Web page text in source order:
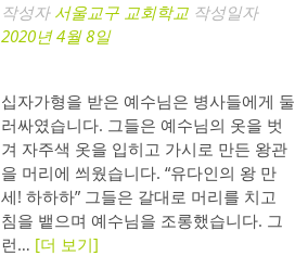
작성자 서울교구 교회학교작성일자
2020년 4월 8일
십자가형을 받은 예수님은 병사들에게 둘
러싸였습니다. 그들은 예수님의 옷을 벗
겨 자주색 옷을 입히고 가시로 만든 왕관
을 머리에 씌웠습니다. “유다인의 왕 만
세! 하하하” 그들은 갈대로 머리를 치고
침을 뱉으며 예수님을 조롱했습니다. 그
런… [더 보기]